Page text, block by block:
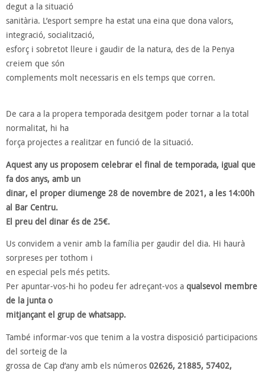
degut a la situació
sanitària. L’esport sempre ha estat una eina que dona valors,
integració, socialització,
esforç i sobretot lleure i gaudir de la natura, des de la Penya
creiem que són
complements molt necessaris en els temps que corren.
De cara a la propera temporada desitgem poder tornar a la total
normalitat, hi ha
força projectes a realitzar en funció de la situació.
Aquest any us proposem celebrar el final de temporada, igual que
fa dos anys, amb un
dinar, el proper diumenge 28 de novembre de 2021, a les 14:00h
al Bar Centru.
El preu del dinar és de 25€.
Us convidem a venir amb la família per gaudir del dia. Hi haurà
sorpreses per tothom i
en especial pels més petits.
Per apuntar-vos-hi ho podeu fer adreçant-vos a qualsevol membre
de la junta o
mitjançant el grup de whatsapp.
També informar-vos que tenim a la vostra disposició participacions
del sorteig de la
grossa de Cap d’any amb els números 02626, 21885, 57402,